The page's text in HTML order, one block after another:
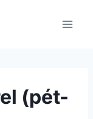
(pét-